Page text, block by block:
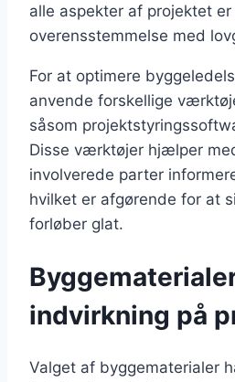
alle aspekter af projektet er
overensstemmelse med
For at optimere
anvende forskellige
såsom
Disse værktøjer hjælper
involverede parter
hvilket er afgørende for at
forløber glat.
indvirkning på
Valget af byggematerialer